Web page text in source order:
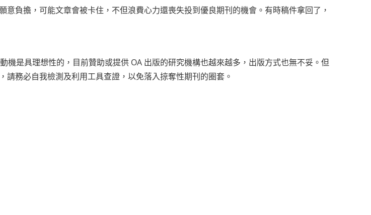
負擔，可能文章會被卡住，不但浪費心力還喪失投到優良期刊的機會。有時稿件拿回了，
機是具理想性的，目前贊助或提供 OA 出版的研究機構也越來越多，出版方式也無不妥。但
務必自我檢測及利用工具查證，以免落入掠奪性期刊的圈套。